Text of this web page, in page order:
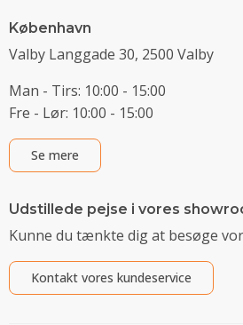
København
Valby Langgade 30, 2500 Valby
Man - Tirs: 10:00 - 15:00
Fre - Lør: 10:00 - 15:00
Se mere
Udstillede pejse i vores
Kunne du tænkte dig at besøge
Kontakt vores kundeservice